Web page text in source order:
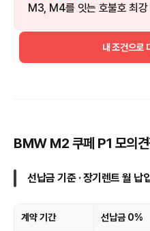
M3, M4를 잇는 호불호 최강
내 조건으로
BMW M2 쿠페 P1 모의견
선납금 기준 · 장기렌트 월 납
계약 기간 선납금 0%